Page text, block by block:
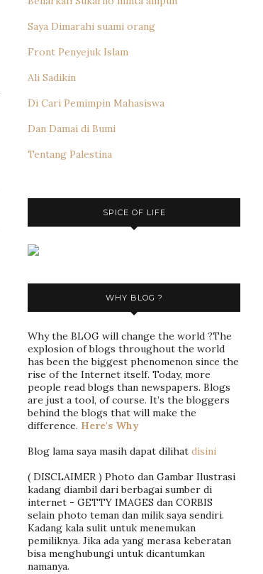
Saya Dimarahi suami orang
Front Penyejuk Islam
Ali Sadikin
Di Cari Pemimpin Mahasiswa
Dan Damai di Bumi
Tentang Palestina
SPICE OF LIFE
WHY BLOG ?
Why the BLOG will change the world ?The
explosion of blogs throughout the world
has been the biggest phenomenon since the
rise of the Internet itself. Today, more
people read blogs than newspapers. Blogs
are just a tool, of course. It’s the bloggers
behind the blogs that will make the
difference. Here's Why
Blog lama saya masih dapat dilihat disini
( DISCLAIMER ) Photo dan Gambar Ilustrasi
kadang diambil dari berbagai sumber di
internet - GETTY IMAGES dan CORBIS
selain photo teman dan milik saya sendiri.
Kadang kala sulit untuk menemukan
pemiliknya. Jika ada yang merasa keberatan
bisa menghubungi untuk dicantumkan
namanya.